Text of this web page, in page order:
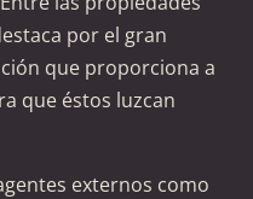
por el gran
que proporciona a
que éstos luzcan
externos como